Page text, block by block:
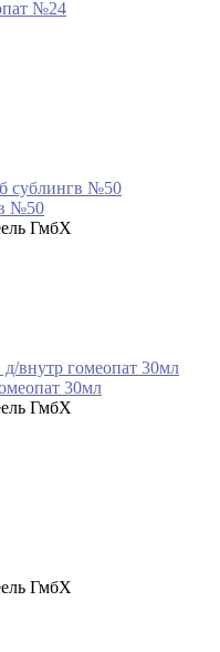
№50
ГмбХ
30мл
ГмбХ
ГмбХ